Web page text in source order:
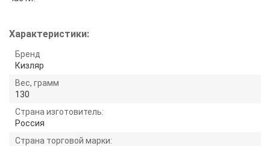
Характеристики:
Бренд
Кизляр
Вес, грамм
130
Страна изготовитель:
Россия
Страна торговой марки: